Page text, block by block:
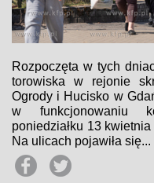
Rozpoczęta w tych
torowiska w rejonie
Ogrody i Hucisko w
w funkcjonowaniu
poniedziałku 13
Na ulicach pojawiła się...